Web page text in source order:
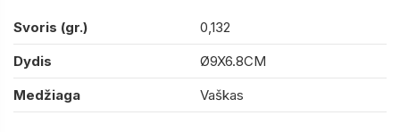
Svoris (gr.)
0,132
Dydis
Ø9X6.8CM
Medžiaga
Vaškas